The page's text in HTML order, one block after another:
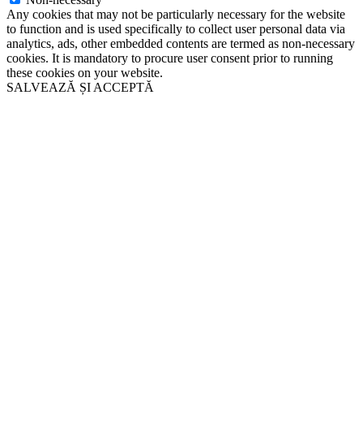
Any cookies that may not be particularly necessary for the website
to function and is used specifically to collect user personal data via
analytics, ads, other embedded contents are termed as non-necessary
cookies. It is mandatory to procure user consent prior to running
these cookies on your website.
SALVEAZĂ ȘI ACCEPTĂ